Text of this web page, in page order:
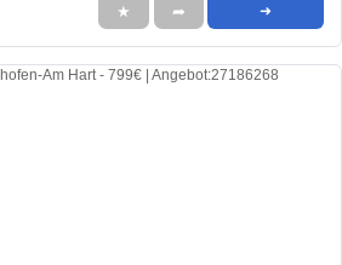
★ ➦ ➜